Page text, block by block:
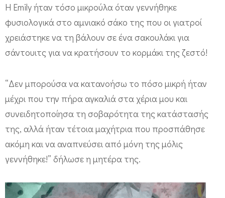
κ
α
ι
ρ
τ
ή
θ
η
ε
Η Emily ήταν τόσο μικρούλα όταν γεννήθηκε
φυσιολογικά στο αμνιακό σάκο της που οι γιατροί
χρειάστηκε να τη βάλουν σε ένα σακουλάκι για
σάντουιτς για να κρατήσουν το κορμάκι της ζεστό!
“Δεν μπορούσα να κατανοήσω το πόσο μικρή ήταν
μέχρι που την πήρα αγκαλιά στα χέρια μου και
συνειδητοποίησα τη σοβαρότητα της κατάστασής
της, αλλά ήταν τέτοια μαχήτρια που προσπάθησε
ακόμη και να αναπνεύσει από μόνη της μόλις
γεννήθηκε!” δήλωσε η μητέρα της.